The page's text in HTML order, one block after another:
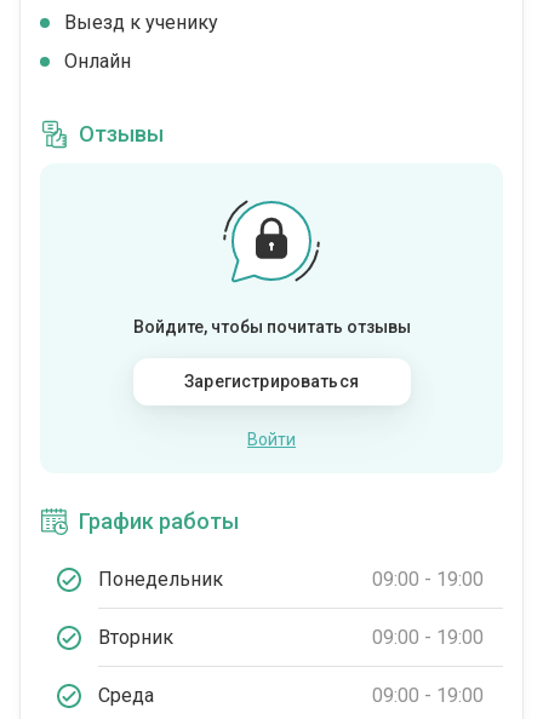
Выезд к ученику
Онлайн
Отзывы
Войдите, чтобы почитать отзывы
Зарегистрироваться
Войти
График работы
Понедельник 09:00 - 19:00
Вторник 09:00 - 19:00
Среда 09:00 - 19:00